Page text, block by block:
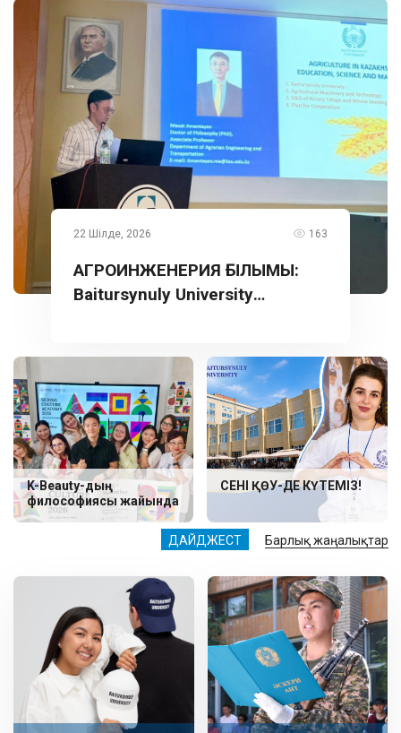
ДАЙДЖЕСТ Барлық жаңалықтар
22 Шілде, 2026 163
АГРОИНЖЕНЕРИЯ ҒЫЛЫМЫ:
Baitursynuly University
K-Beauty-дың
философиясы жайында
СЕНІ ҚӨУ-ДЕ КҮТЕМІЗ!